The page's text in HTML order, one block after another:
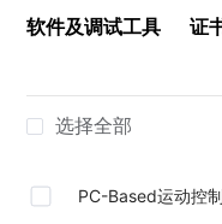
软件及调试工具 证
选择全部
PC-Based运动控